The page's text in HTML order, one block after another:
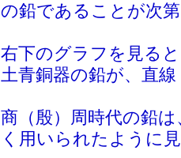
の鉛であることが次
右下のグラフを見る
土青銅器の鉛が、直
商（殷）周時代の鉛
く用いられたように